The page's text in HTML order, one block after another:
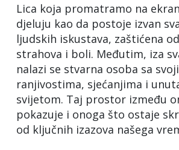
Lica koja promatramo na
djeluju kao da postoje izvan
ljudskih iskustava, zaštićena
strahova i boli. Međutim, iza
nalazi se stvarna osoba sa
ranjivostima, sjećanjima i
svijetom. Taj prostor između
pokazuje i onoga što ostaje
od ključnih izazova našega